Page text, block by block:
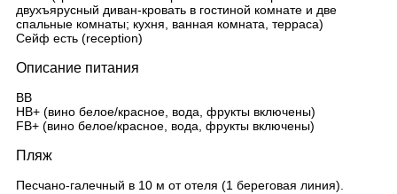
двухъярусный диван-кровать в гостиной комнате и две
спальные комнаты; кухня, ванная комната, терраса)
Сейф есть (reception)
Описание питания
BB
HB+ (вино белое/красное, вода, фрукты включены)
FB+ (вино белое/красное, вода, фрукты включены)
Пляж
Песчано-галечный в 10 м от отеля (1 береговая линия).